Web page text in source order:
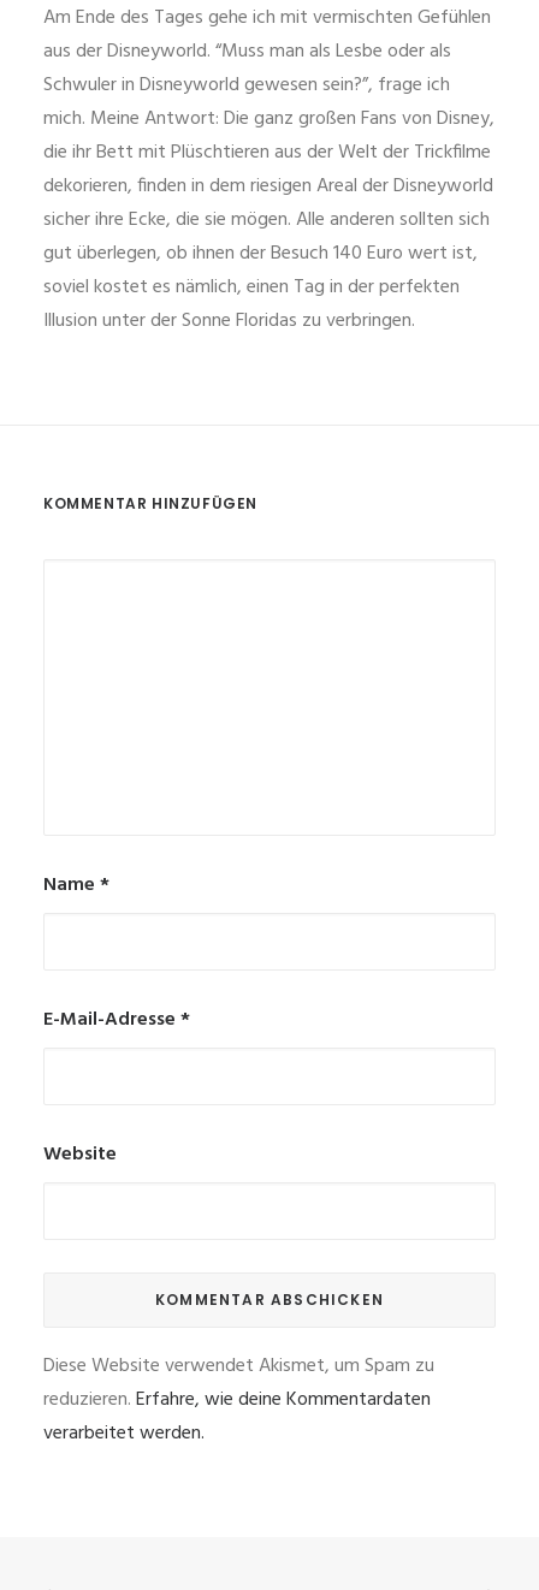
Am Ende des Tages gehe ich mit vermischten Gefühlen
aus der Disneyworld. “Muss man als Lesbe oder als
Schwuler in Disneyworld gewesen sein?”, frage ich
mich. Meine Antwort: Die ganz großen Fans von Disney,
die ihr Bett mit Plüschtieren aus der Welt der Trickfilme
dekorieren, finden in dem riesigen Areal der Disneyworld
sicher ihre Ecke, die sie mögen. Alle anderen sollten sich
gut überlegen, ob ihnen der Besuch 140 Euro wert ist,
soviel kostet es nämlich, einen Tag in der perfekten
Illusion unter der Sonne Floridas zu verbringen.
KOMMENTAR HINZUFÜGEN
Name*
E-Mail-Adresse*
Website
Diese Website verwendet Akismet, um Spam zu
reduzieren.Erfahre, wie deine Kommentardaten
verarbeitet werden.